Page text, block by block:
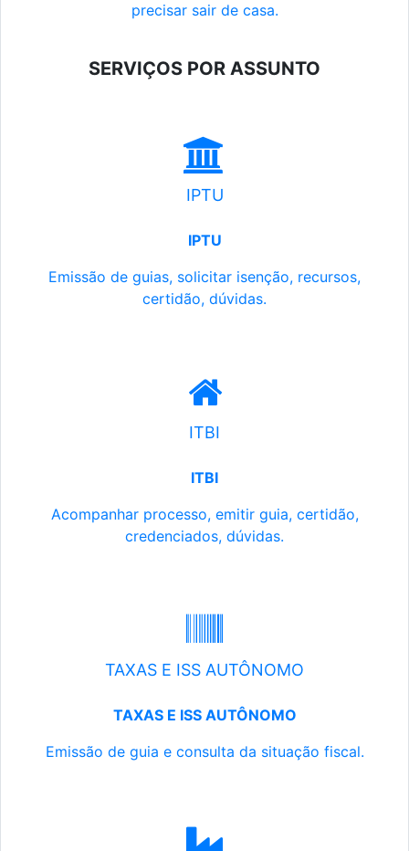
precisar sair de casa.
SERVIÇOS POR ASSUNTO
IPTU
IPTU
Emissão de guias, solicitar isenção, recursos,
certidão, dúvidas.
ITBI
ITBI
Acompanhar processo, emitir guia, certidão,
credenciados, dúvidas.
TAXAS E ISS AUTÔNOMO
TAXAS E ISS AUTÔNOMO
Emissão de guia e consulta da situação fiscal.